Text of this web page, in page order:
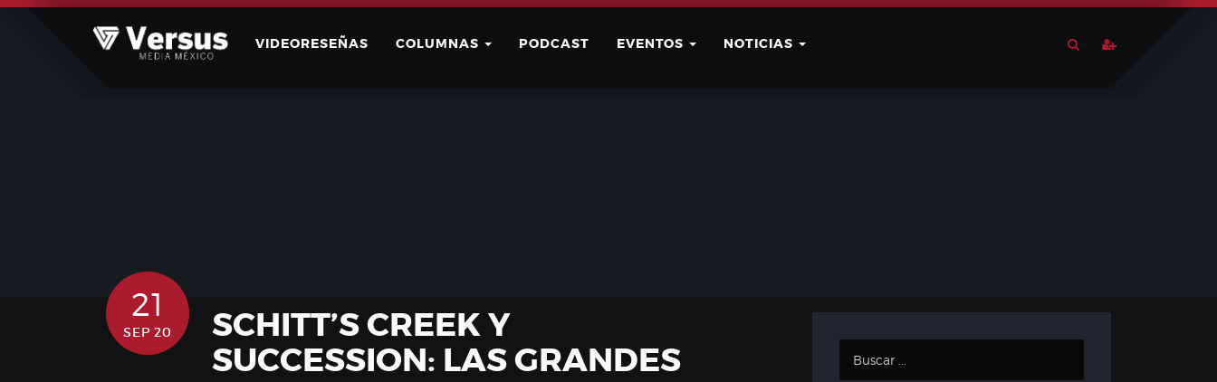
Skip
VIDEORESEÑAS COLUMNAS PODCAST EVENTOS NOTICIAS
21
SEP 20
SCHITT’S CREEK Y
SUCCESSION: LAS GRANDES